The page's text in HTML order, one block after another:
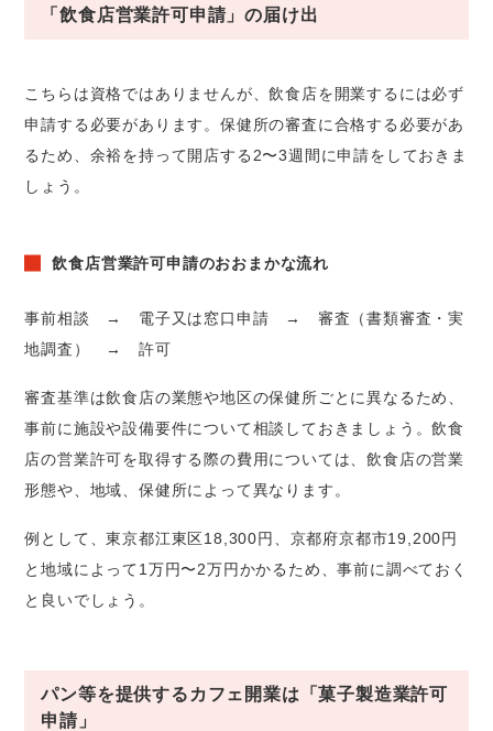
「飲食店営業許可申請」の届け出
こちらは資格ではありませんが、飲食店を開業するには必ず
申請する必要があります。保健所の審査に合格する必要があ
るため、余裕を持って開店する2〜3週間に申請をしておきま
しょう。
飲食店営業許可申請のおおまかな流れ
事前相談 → 電子又は窓口申請 → 審査（書類審査・実
地調査） → 許可
審査基準は飲食店の業態や地区の保健所ごとに異なるため、
事前に施設や設備要件について相談しておきましょう。飲食
店の営業許可を取得する際の費用については、飲食店の営業
形態や、地域、保健所によって異なります。
例として、東京都江東区18,300円、京都府京都市19,200円
と地域によって1万円〜2万円かかるため、事前に調べておく
と良いでしょう。
パン等を提供するカフェ開業は「菓子製造業許可
申請」